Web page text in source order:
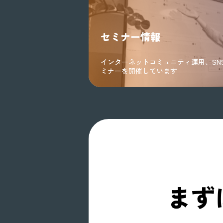
セミナー情報
インターネットコミュニティ運用、
ミナーを開催しています
ま